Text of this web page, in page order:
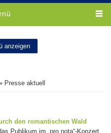
anzeigen
Presse aktuell
den romantischen Wald
Publikum im „pro nota“-Konzert